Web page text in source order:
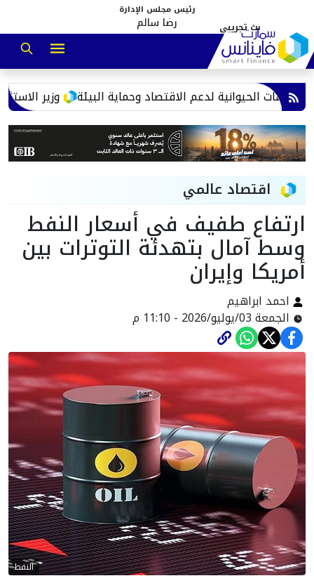
رئيس مجلس الإدارة
رضا سالم
وزير الاستثمار: 9.68 مليار دولار حجم التجارة مع الإمارات خلال 2025.. وفائض 4.3 مليار لصالح مصر
اقتصاد عالمي
ارتفاع طفيف في أسعار النفط
وسط آمال بتهدئة التوترات بين
أمريكا وإيران
احمد ابراهيم
الجمعة 03/يوليو/2026 - 11:10 م
النفط